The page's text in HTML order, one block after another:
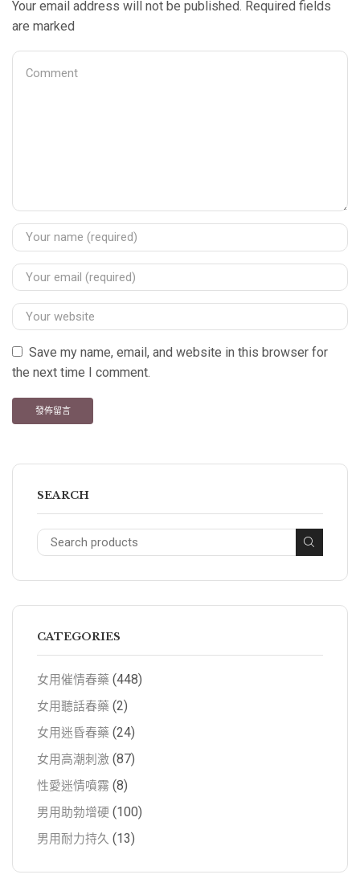
Your email address will not be published. Required fields
are marked
Save my name, email, and website in this browser for
the next time I comment.
SEARCH
CATEGORIES
女用催情春藥 (448)
女用聽話春藥 (2)
女用迷昏春藥 (24)
女用高潮刺激 (87)
性愛迷情噴霧 (8)
男用助勃增硬 (100)
男用耐力持久 (13)